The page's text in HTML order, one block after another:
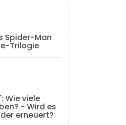
Spider-Man
Trilogie
Wie viele
- Wird es
erneuert?